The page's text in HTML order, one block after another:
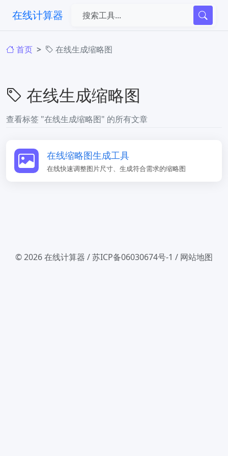
在线计算器
首页 在线生成缩略图
在线生成缩略图
查看标签 "在线生成缩略图" 的所有文章
在线缩略图生成工具
在线快速调整图片尺寸、生成符合需求的缩略图
© 2026在线计算器 /苏ICP备06030674号-1 / 网站地图